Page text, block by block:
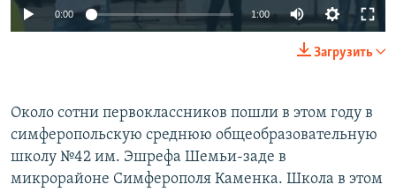
0:00 1:00
Загрузить
Около сотни первоклассников пошли в этом году в
симферопольскую среднюю общеобразовательную
школу №42 им. Эшрефа Шемьи-заде в
микрорайоне Симферополя Каменка. Школа в этом